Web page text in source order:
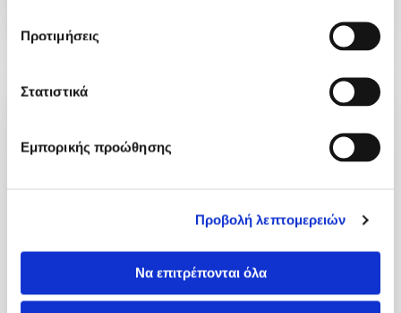
Προτιμήσεις
Στατιστικά
Εμπορικής προώθησης
Προβολή λεπτομερειών
Να επιτρέπονται όλα